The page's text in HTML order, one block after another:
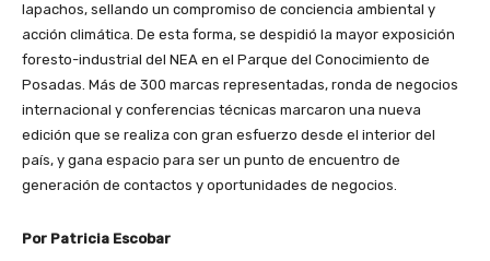
lapachos, sellando un compromiso de conciencia ambiental y
acción climática. De esta forma, se despidió la mayor exposición
foresto-industrial del NEA en el Parque del Conocimiento de
Posadas. Más de 300 marcas representadas, ronda de negocios
internacional y conferencias técnicas marcaron una nueva
edición que se realiza con gran esfuerzo desde el interior del
país, y gana espacio para ser un punto de encuentro de
generación de contactos y oportunidades de negocios.
Por Patricia Escobar